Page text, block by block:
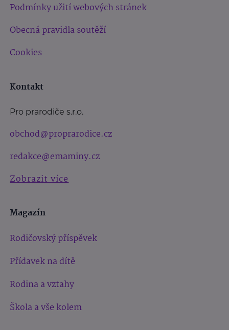
Podmínky užití webových stránek
Obecná pravidla soutěží
Cookies
Kontakt
Pro prarodiče s.r.o.
obchod@proprarodice.cz
redakce@emaminy.cz
Zobrazit více
Magazín
Rodičovský příspěvek
Přídavek na dítě
Rodina a vztahy
Škola a vše kolem